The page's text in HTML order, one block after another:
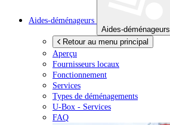
Aides-déménageurs
Aides-déménageurs
Retour au menu principal
Aperçu
Fournisseurs locaux
Fonctionnement
Services
Types de déménagements
U-Box - Services
FAQ